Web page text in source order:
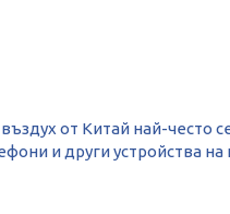
от Китай най-често
и други устройства